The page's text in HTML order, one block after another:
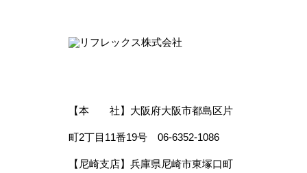
【本 社】大阪府大阪市都島区片
町2丁目11番19号 06-6352-1086
【尼崎支店】兵庫県尼崎市東塚口町